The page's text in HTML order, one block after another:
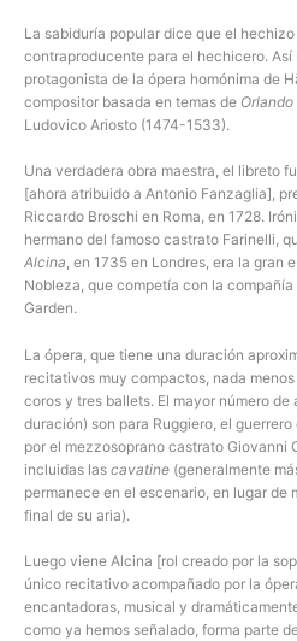
La sabiduría popular dice que el
contraproducente para el hechicero.
protagonista de la ópera homónima de
compositor basada en temas de
Ludovico Ariosto (1474-1533).
Una verdadera obra maestra, el libreto
[ahora atribuido a Antonio Fanzaglia],
Riccardo Broschi en Roma, en 1728.
hermano del famoso castrato Farinelli,
Alcina, en 1735 en Londres, era la gran
Nobleza, que competía con la
Garden.
La ópera, que tiene una duración
recitativos muy compactos, nada
coros y tres ballets. El mayor número
duración) son para Ruggiero, el
por el mezzosoprano castrato Giovanni
incluidas las cavatine (generalmente
permanece en el escenario, en lugar de
final de su aria).
Luego viene Alcina [rol creado por la
único recitativo acompañado por la
encantadoras, musical y
como ya hemos señalado, forma parte